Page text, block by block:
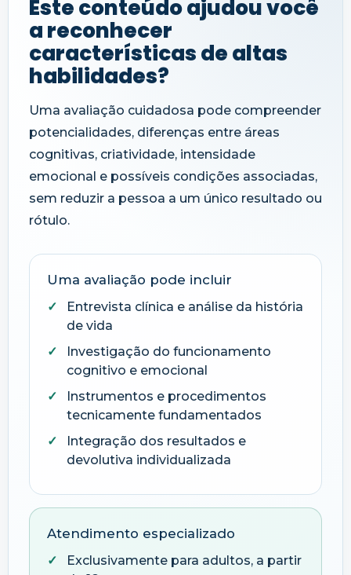
Este conteúdo ajudou você
a reconhecer
características de altas
habilidades?
Uma avaliação cuidadosa pode compreender
potencialidades, diferenças entre áreas
cognitivas, criatividade, intensidade
emocional e possíveis condições associadas,
sem reduzir a pessoa a um único resultado ou
rótulo.
Uma avaliação pode incluir
Entrevista clínica e análise da história
de vida
Investigação do funcionamento
cognitivo e emocional
Instrumentos e procedimentos
tecnicamente fundamentados
Integração dos resultados e
devolutiva individualizada
Atendimento especializado
Exclusivamente para adultos, a partir